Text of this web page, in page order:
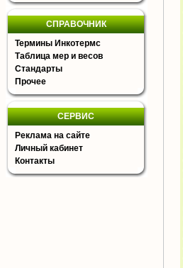
СПРАВОЧНИК
Термины Инкотермс
Таблица мер и весов
Стандарты
Прочее
СЕРВИС
Реклама на сайте
Личный кабинет
Контакты